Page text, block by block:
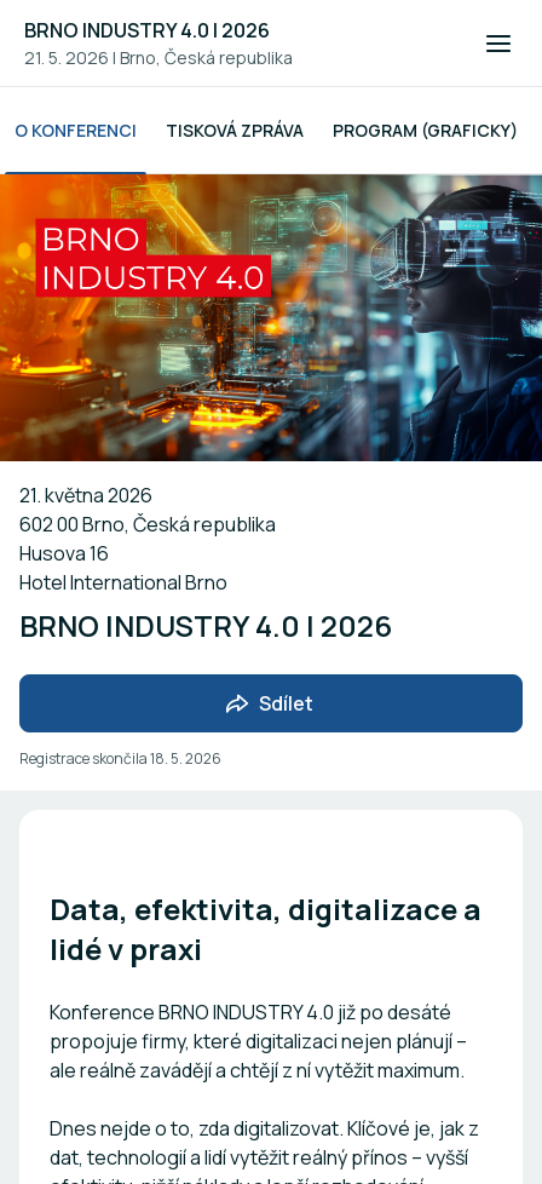
BRNO INDUSTRY 4.0 | 2026
21. 5. 2026 | Brno, Česká republika
O KONFERENCI TISKOVÁ ZPRÁVA PROGRAM (GRAFICKY)
21. května 2026
602 00 Brno, Česká republika
Husova 16
Hotel International Brno
BRNO INDUSTRY 4.0 | 2026
Sdílet
Registrace skončila18. 5. 2026
Data, efektivita, digitalizace a
lidé v praxi
Konference BRNO INDUSTRY 4.0 již po desáté
propojuje firmy, které digitalizaci nejen plánují –
ale reálně zavádějí a chtějí z ní vytěžit maximum.
Dnes nejde o to, zda digitalizovat. Klíčové je, jak z
dat, technologií a lidí vytěžit reálný přínos – vyšší